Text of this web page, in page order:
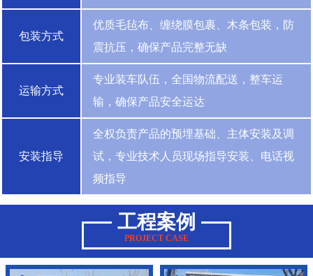
包装方式
优质毛毡布、缠绕膜包裹、木条包装，防
震抗压，确保产品完整无缺
运输方式
专业装车队伍，全国物流配送，整车运
输，确保产品安全运达
安装指导
全权负责产品的预埋基础、主体安装及调
试，专业技术人员现场指导安装、电话视
频指导
工程案例
PROJECT CASE